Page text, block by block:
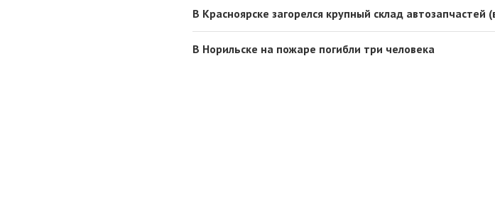
В Красноярске загорелся крупный склад автозапчастей
В Норильске на пожаре погибли три человека